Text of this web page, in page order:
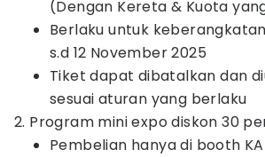
(Dengan Kereta & Kuota
Berlaku untuk
s.d 12 November 2025
Tiket dapat dibatalkan dan
sesuai aturan yang berlaku
2. Program mini expo diskon 30
Pembelian hanya di booth